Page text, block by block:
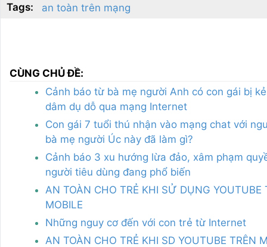
Tags: an toàn trên mạng
CÙNG CHỦ ĐỀ:
Cảnh báo từ bà mẹ người Anh có con gái bị
dâm dụ dỗ qua mạng Internet
Con gái 7 tuổi thú nhận vào mạng chat với
bà mẹ người Úc này đã làm gì?
Cảnh báo 3 xu hướng lừa đảo, xâm phạm
người tiêu dùng đang phổ biến
AN TOÀN CHO TRẺ KHI SỬ DỤNG YOUTUBE
MOBILE
Những nguy cơ đến với con trẻ từ Internet
AN TOÀN CHO TRẺ KHI SD YOUTUBE TRÊN